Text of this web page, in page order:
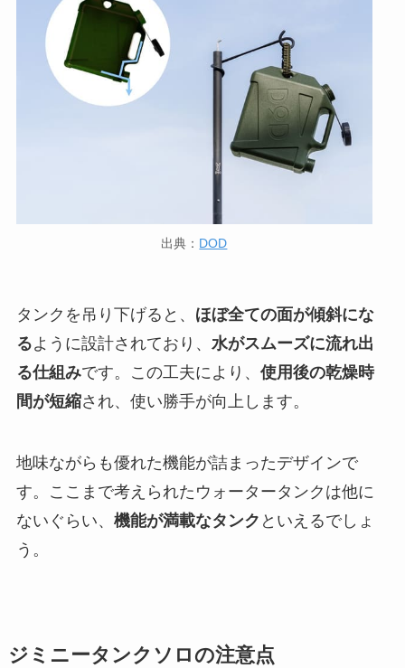
出典： DOD
タンクを吊り下げると、 ほぼ全ての面が傾斜にな
るように設計されており、 水がスムーズに流れ出
る仕組みです。この工夫により、 使用後の乾燥時
間が短縮され、使い勝手が向上します。
地味ながらも優れた機能が詰まったデザインで
す。ここまで考えられたウォータータンクは他に
ないぐらい、 機能が満載なタンク といえるでしょ
う。
ジミニータンクソロの注意点